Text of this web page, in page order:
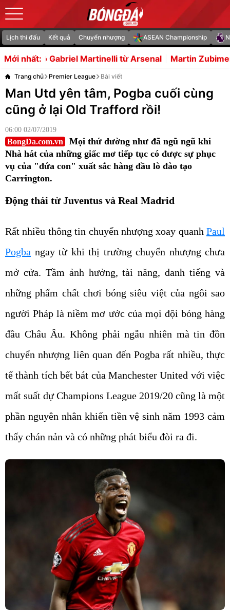
Lịch thi đấu Kết quả Chuyển nhượng ASEAN Championship
Mới nhất:
Martinelli từ Arsenal Martin Zubimendi đến Chelsea
Trang chủ Premier League Bài viết
Man Utd yên tâm, Pogba cuối cùng
cũng ở lại Old Trafford rồi!
06:00 02/07/2019
BongDa.com.vn
Mọi thứ dường như đã ngũ ngũ khi
Nhà hát của những giấc mơ tiếp tục có được sự phục
vụ của "đứa con" xuất sắc hàng đầu lò đào tạo
Carrington.
Động thái từ Juventus và Real Madrid
Rất nhiều thông tin chuyển nhượng xoay quanh Paul
Pogba ngay từ khi thị trường chuyển nhượng chưa
mở cửa. Tầm ảnh hưởng, tài năng, danh tiếng và
những phẩm chất chơi bóng siêu việt của ngôi sao
người Pháp là niềm mơ ước của mọi đội bóng hàng
đầu Châu Âu. Không phải ngẫu nhiên mà tin đồn
chuyển nhượng liên quan đến Pogba rất nhiều, thực
tế thành tích bết bát của Manchester United với việc
mất suất dự Champions League 2019/20 cũng là một
phần nguyên nhân khiến tiền vệ sinh năm 1993 cảm
thấy chán nản và có những phát biểu đòi ra đi.